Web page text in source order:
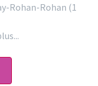
Rohan-Rohan (1